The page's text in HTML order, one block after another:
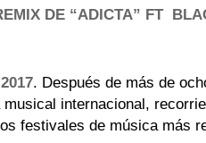
DE “ADICTA” FT
. Después de más de
internacional,
festivales de música más